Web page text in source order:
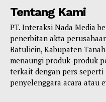
Tentang Kami
PT. Interaksi Nada Media
penerbitan akta
Batulicin, Kabupaten
menaungi produk-produk
terkait dengan pers
penyelenggara acara atau